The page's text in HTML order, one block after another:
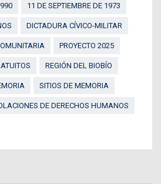
11 DE SEPTIEMBRE DE 1973
DICTADURA CÍVICO-MILITAR
PROYECTO 2025
REGIÓN DEL BIOBÍO
SITIOS DE MEMORIA
DE DERECHOS HUMANOS